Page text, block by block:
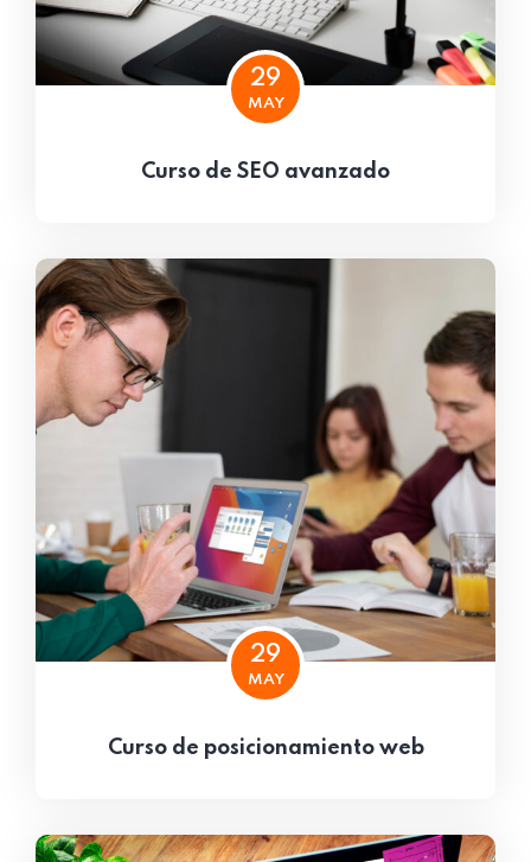
29
MAY
Curso de SEO avanzado
29
MAY
Curso de posicionamiento web